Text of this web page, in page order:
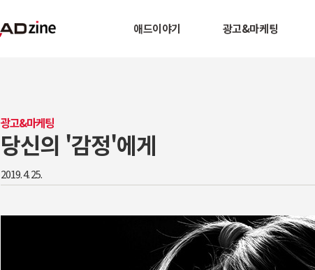
애드이야기 광고&마케팅
광고&마케팅
당신의 '감정'에게
2019. 4. 25.